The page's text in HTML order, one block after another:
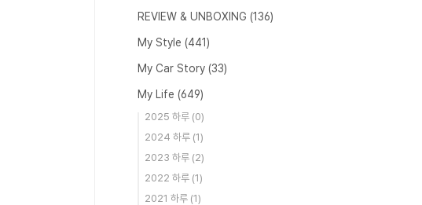
REVIEW & UNBOXING (136)
My Style (441)
My Car Story (33)
My Life (649)
2025 하루 (0)
2024 하루 (1)
2023 하루 (2)
2022 하루 (1)
2021 하루 (1)